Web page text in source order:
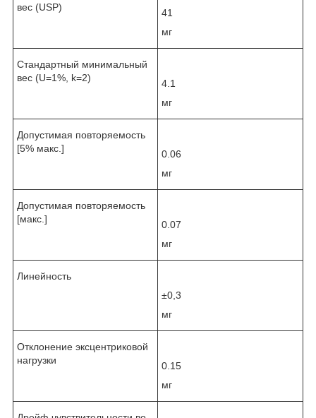
вес (USP)
41
мг
Стандартный минимальный
вес (U=1%, k=2)
4.1
мг
Допустимая повторяемость
[5% макс.]
0.06
мг
Допустимая повторяемость
[макс.]
0.07
мг
Линейность
±0,3
мг
Отклонение эксцентриковой
нагрузки
0.15
мг